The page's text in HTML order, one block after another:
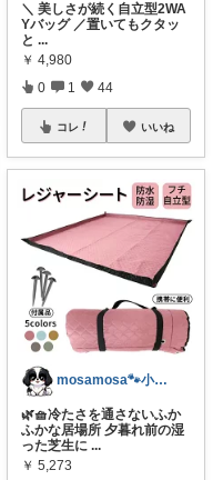
＼ 美しさが続く自立型2WA
Yバッグ ／ ​置いてもクタッ
と ...
￥ 4,980
0 1 44
コレ いいね
mosamosa🐾小さめバッグの日々✨
🌿🧺冷たさを通さないふか
ふかな居場所 夕暮れ前の湿
った芝生に ...
￥ 5,273